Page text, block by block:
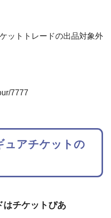
ットトレードの出品対象外
7777
ュアチケットの
はチケットぴあ